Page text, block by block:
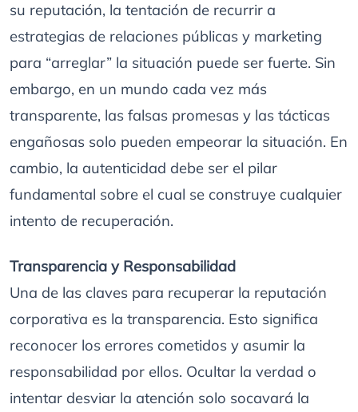
su reputación, la tentación de recurrir a
estrategias de relaciones públicas y marketing
para “arreglar” la situación puede ser fuerte. Sin
embargo, en un mundo cada vez más
transparente, las falsas promesas y las tácticas
engañosas solo pueden empeorar la situación. En
cambio, la autenticidad debe ser el pilar
fundamental sobre el cual se construye cualquier
intento de recuperación.
Transparencia y Responsabilidad
Una de las claves para recuperar la reputación
corporativa es la transparencia. Esto significa
reconocer los errores cometidos y asumir la
responsabilidad por ellos. Ocultar la verdad o
intentar desviar la atención solo socavará la